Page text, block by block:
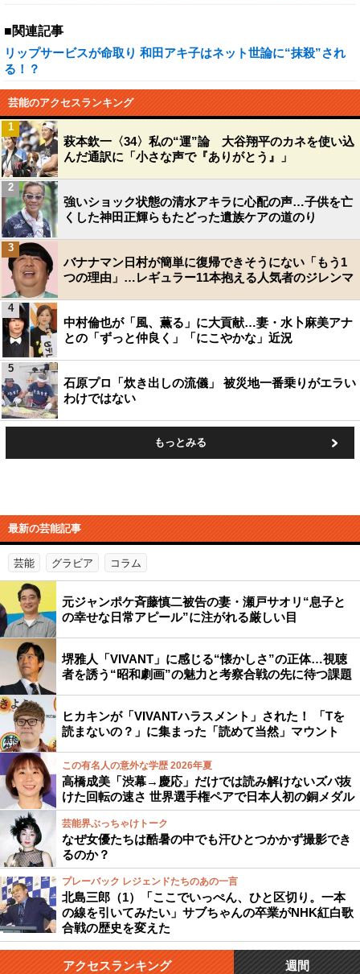
■関連記事
リップサービスが命取り 和田アキ子はネット世論に“抹殺”され
る！？
芸能のアクセスランキング
萩本欽一〈34〉私の“運”論 大谷翔平のカネを使い込
んだ通訳に「小さな声で『ありがとう』」
1
強いショック状態の清水アキラに心配の声…子供を亡
くした神田正輝らもたどった遺族ケアの道のり
2
バナナマン日村が簡単に復帰できそうにない「もう1
つの理由」…レギュラー11本抱える人気者のジレンマ
3
中村倫也が「風、薫る」に大貢献…妻・水卜麻美アナ
との「ずっと仲良く」「にこやかな」近況
4
石原プロ「炊き出しの流儀」 被災地一番乗りがエラい
わけではない
5
もっとみる
最新の芸能記事
芸能 グラビア コラム
元ジャンポケ斉藤慎二被告の妻・瀬戸サオリ“息子と
の幸せな日常アピール”に注がれる厳しい目
堺雅人「VIVANT」に感じる“懐かしさ”の正体…視聴
者を誘う“昭和劇画”の魅力と考察合戦の先に待つ課題
ヒカキンが「VIVANTハラスメント」された！ 「Tを
読まないの？」に集まった「読めて当然」マウント
この有名人の意外な学歴 2026年夏
高橋成美「渋幕→慶応」だけでは読み解けないズバ抜
けた回転の速さ 世界選手権ペアで日本人初の銅メダル
芸能界ぶっちゃけトーク
なぜ女優たちは酷暑の中でも汗ひとつかかず撮影でき
るのか？
プレーバック レジェンドたちのあの一言
北島三郎（1）「ここでいっぺん、ひと区切り。一本
の線を引いてみたい」サブちゃんの卒業がNHK紅白歌
合戦の歴史を変えた
アクセスランキング 週間